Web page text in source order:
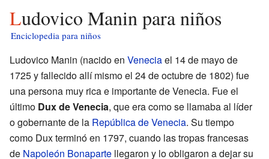
Ludovico Manin para niños
Enciclopedia para niños
Ludovico Manin (nacido en Veneciael 14 de mayo de
1725 y fallecido allí mismo el 24 de octubre de 1802) fue
una persona muy rica e importante de Venecia. Fue el
último Dux de Venecia, que era como se llamaba al líder
o gobernante de la República de Venecia. Su tiempo
como Dux terminó en 1797, cuando las tropas francesas
de Napoleón Bonaparte llegaron y lo obligaron a dejar su